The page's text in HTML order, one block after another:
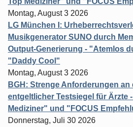
Montag, August 3 2026
LG München I:
Musikgenerator SUNO durch
Output-Generierung - "Atemlos
"Daddy Cool"
Montag, August 3 2026
BGH: Strenge Anforderungen an
entgeltlicher Testsiegel für Ärzte
Mediziner" und "FOCUS
Donnerstag, Juli 30 2026